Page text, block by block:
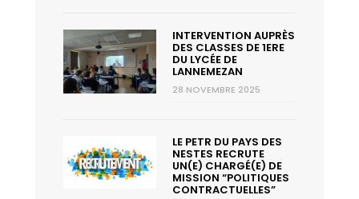
INTERVENTION AUPRÈS
DES CLASSES DE 1ERE
DU LYCÉE DE
LANNEMEZAN
28 NOVEMBRE 2025
LE PETR DU PAYS DES
NESTES RECRUTE
UN(E) CHARGÉ(E) DE
MISSION “POLITIQUES
CONTRACTUELLES”